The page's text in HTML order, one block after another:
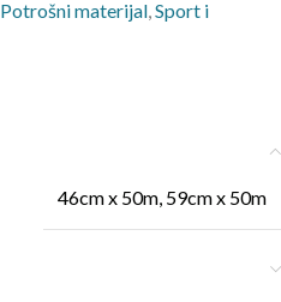
Potrošni materijal,Sport i
46cm x 50m 59cm x 50m